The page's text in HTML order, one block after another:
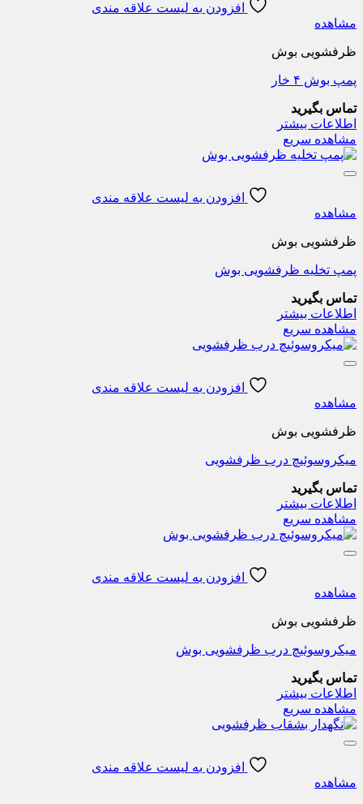
افزودن به لیست علاقه مندی
مشاهده
ظرفشویی بوش
پمپ بوش ۴ خار
تماس بگیرید
اطلاعات بیشتر
مشاهده سریع
افزودن به لیست علاقه مندی
مشاهده
ظرفشویی بوش
پمپ تخلیه ظرفشویی بوش
تماس بگیرید
اطلاعات بیشتر
مشاهده سریع
افزودن به لیست علاقه مندی
مشاهده
ظرفشویی بوش
میکروسوئیچ درب ظرفشویی
تماس بگیرید
اطلاعات بیشتر
مشاهده سریع
افزودن به لیست علاقه مندی
مشاهده
ظرفشویی بوش
میکروسوئیچ درب ظرفشویی بوش
تماس بگیرید
اطلاعات بیشتر
مشاهده سریع
افزودن به لیست علاقه مندی
مشاهده